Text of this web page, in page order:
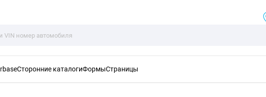
Сторонние каталогиФормыСтраницы